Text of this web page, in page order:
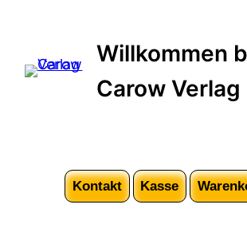
Willkommen
Carow Verlag
Kontakt Kasse